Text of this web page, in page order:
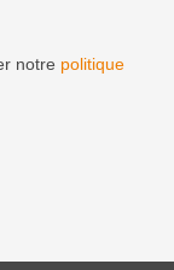
notre politique